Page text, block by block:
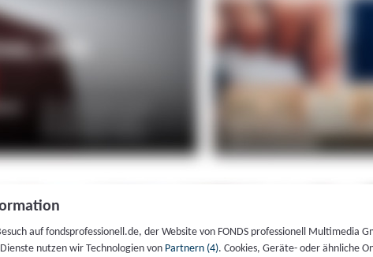
auf fondsprofessionell.de, der Website von FONDS professionell Multimedia
nutzen wir Technologien von Partnern (4). Cookies, Geräte- oder ähnliche